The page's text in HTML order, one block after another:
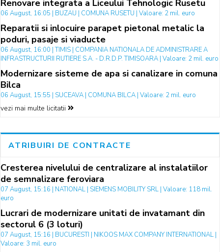
Renovare integrata a Liceului Tehnologic Rusetu
06 August, 16:05 | BUZAU | COMUNA RUSETU | Valoare: 2 mil. euro
Reparatii si inlocuire parapet pietonal metalic la
poduri, pasaje si viaducte
06 August, 16:00 | TIMIS | COMPANIA NATIONALA DE ADMINISTRARE A
INFRASTRUCTURII RUTIERE S.A. - D.R.D.P. TIMISOARA | Valoare: 2 mil. euro
Modernizare sisteme de apa si canalizare in comuna
Bilca
06 August, 15:55 | SUCEAVA | COMUNA BILCA | Valoare: 2 mil. euro
vezi mai multe licitatii
ATRIBUIRI DE CONTRACTE
Cresterea nivelului de centralizare al instalatiilor
de semnalizare feroviara
07 August, 15:16 | NATIONAL | SIEMENS MOBILITY SRL | Valoare: 118 mil.
euro
Lucrari de modernizare unitati de invatamant din
sectorul 6 (3 loturi)
07 August, 15:16 | BUCURESTI | NIKOOS MAX COMPANY INTERNATIONAL |
Valoare: 3 mil. euro